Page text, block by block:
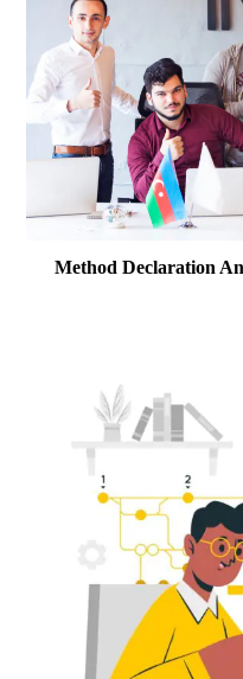
Method Declaration